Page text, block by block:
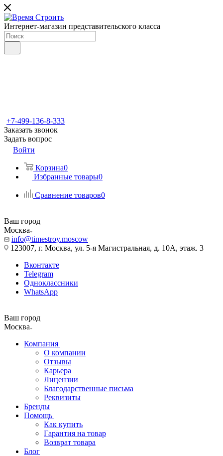
Интернет-магазин представительского класса
+7-499-136-8-333
Заказать звонок
Задать вопрос
Войти
Корзина0
Избранные товары0
Сравнение товаров0
Ваш город
Москва
info@timestroy.moscow
123007, г. Москва, ул. 5-я Магистральная, д. 10А, этаж. 3
Вконтакте
Telegram
Одноклассники
WhatsApp
Ваш город
Москва
Компания
О компании
Отзывы
Карьера
Лицензии
Благодарственные письма
Реквизиты
Бренды
Помощь
Как купить
Гарантия на товар
Возврат товара
Блог